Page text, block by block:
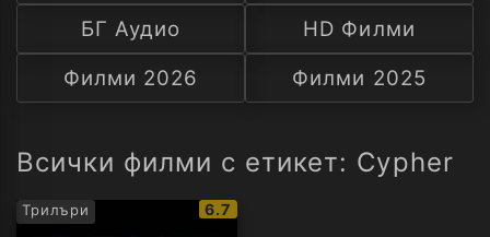
С
А
БГ Аудио
HD Филми
Филми 2026
Филми 2025
Всички филми с етикет: Cypher
Трилъри
IMDb
6.7